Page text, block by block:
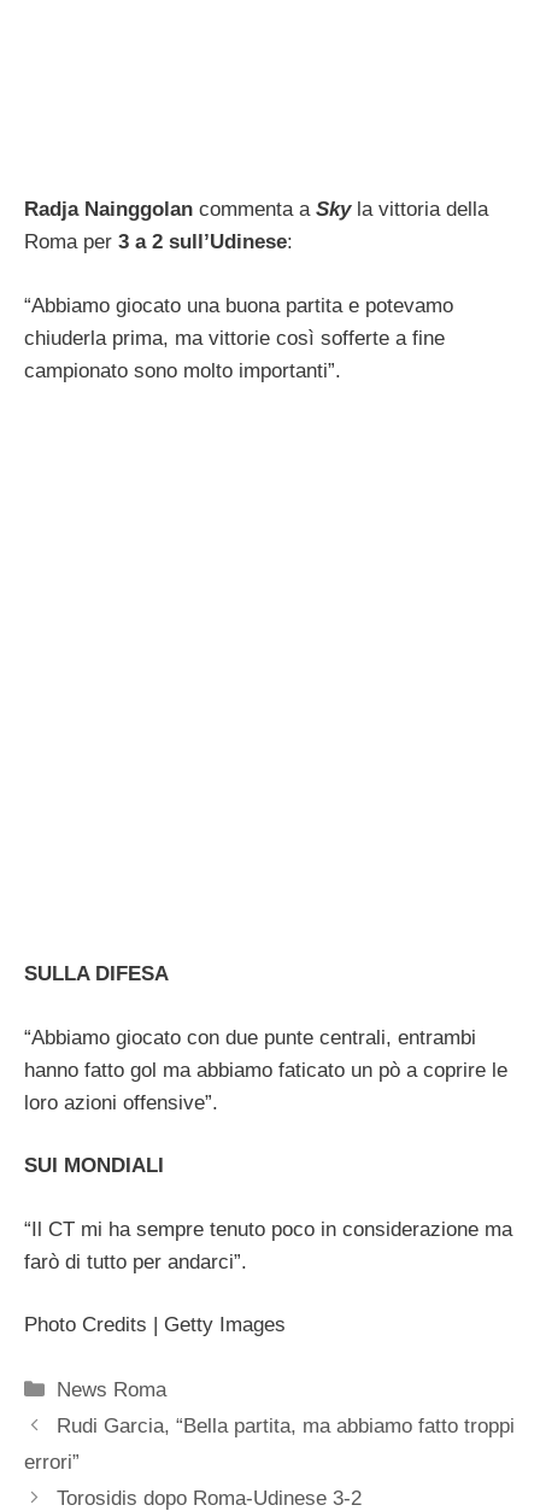
Radja Nainggolan commenta a Sky la vittoria della
Roma per 3 a 2 sull’Udinese:
“Abbiamo giocato una buona partita e potevamo
chiuderla prima, ma vittorie così sofferte a fine
campionato sono molto importanti”.
SULLA DIFESA
“Abbiamo giocato con due punte centrali, entrambi
hanno fatto gol ma abbiamo faticato un pò a coprire le
loro azioni offensive”.
SUI MONDIALI
“Il CT mi ha sempre tenuto poco in considerazione ma
farò di tutto per andarci”.
Photo Credits | Getty Images
Categorie
News Roma
Rudi Garcia, “Bella partita, ma abbiamo fatto troppi
errori”
Torosidis dopo Roma-Udinese 3-2